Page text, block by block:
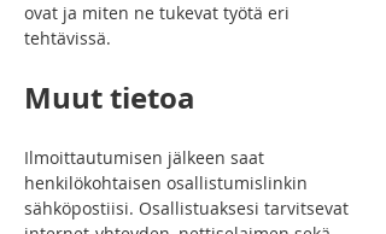
ovat ja miten ne tukevat työtä eri
tehtävissä.
Muut tietoa
Ilmoittautumisen jälkeen saat
henkilökohtaisen osallistumislinkin
sähköpostiisi. Osallistuaksesi tarvitsevat